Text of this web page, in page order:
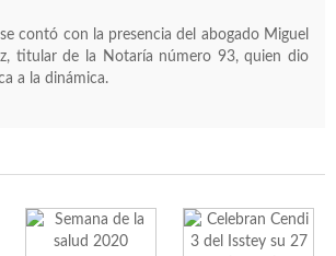
contó con la presencia del abogado Miguel
titular de la Notaría número 93, quien dio
a la dinámica.